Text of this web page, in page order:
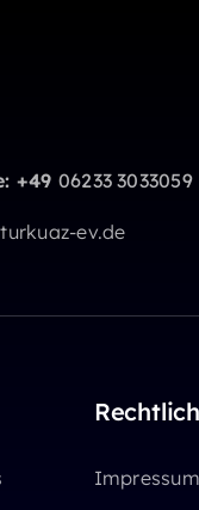
+49 06233 3033059
ev.de
Impressum